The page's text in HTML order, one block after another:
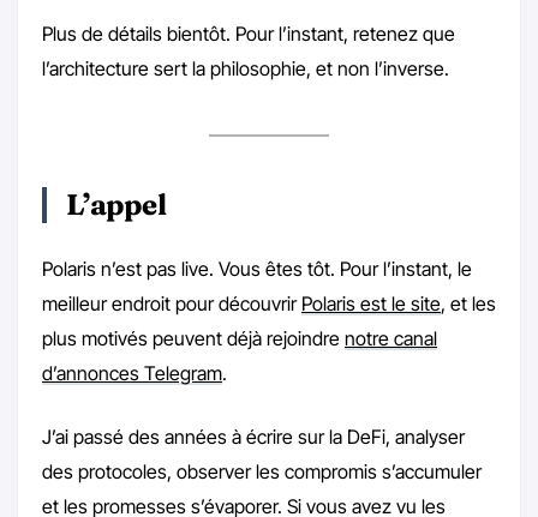
Plus de détails bientôt. Pour l’instant, retenez que
l’architecture sert la philosophie, et non l’inverse.
L’appel
Polaris n’est pas live. Vous êtes tôt. Pour l’instant, le
meilleur endroit pour découvrir Polaris est le site, et les
plus motivés peuvent déjà rejoindre notre canal
d’annonces Telegram.
J’ai passé des années à écrire sur la DeFi, analyser
des protocoles, observer les compromis s’accumuler
et les promesses s’évaporer. Si vous avez vu les